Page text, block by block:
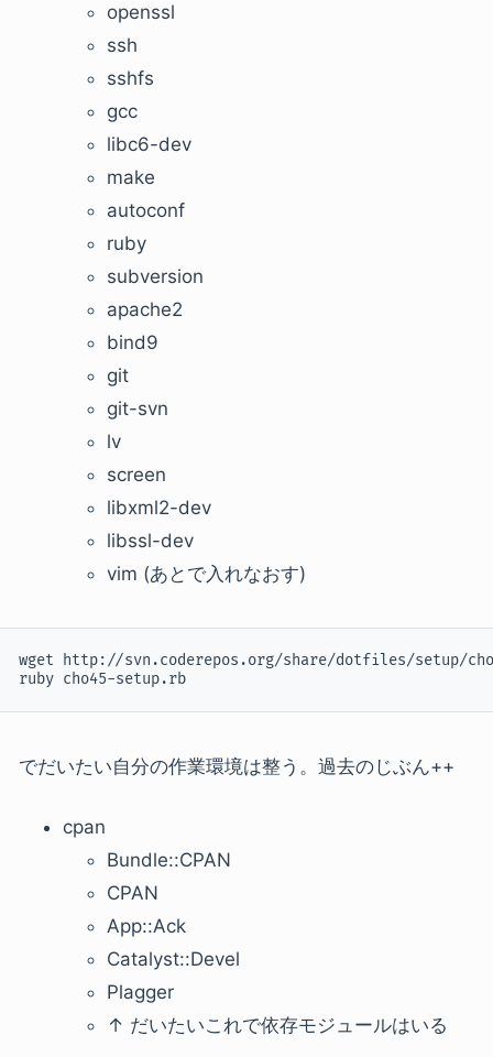
openssl
ssh
sshfs
gcc
libc6-dev
make
autoconf
ruby
subversion
apache2
bind9
git
git-svn
lv
screen
libxml2-dev
libssl-dev
vim (あとで入れなおす)
wget http://svn.coderepos.org/share/dotfiles/setup/
ruby cho45-setup.rb
でだいたい自分の作業環境は整う。過去のじぶん++
cpan
Bundle::CPAN
CPAN
App::Ack
Catalyst::Devel
Plagger
↑ だいたいこれで依存モジュールはいる